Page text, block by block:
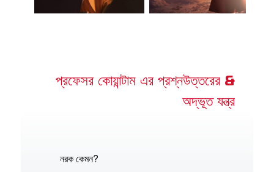
প্রফেসর কোয়ান্টাম এর প্রশ্নউত্তরের &
অদ্ভূত যন্ত্র
নরক কেমন?